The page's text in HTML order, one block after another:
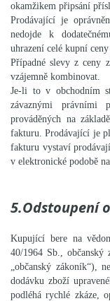
okamžikem připsání
Prodávající je
nedojde k
uhrazení celé kupní
Případné slevy z ceny
vzájemně kombinovat.
Je-li to v obchodním
závaznými právními
prováděných na
fakturu. Prodávající je
fakturu vystaví
v elektronické podobě
5.Odstoupení
Kupující bere na
40/1964 Sb., občanský
„občanský zákoník“),
dodávku zboží
podléhá rychlé zkáze,